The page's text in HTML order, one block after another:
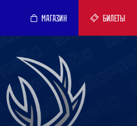
МАГАЗИН БИЛЕТЫ